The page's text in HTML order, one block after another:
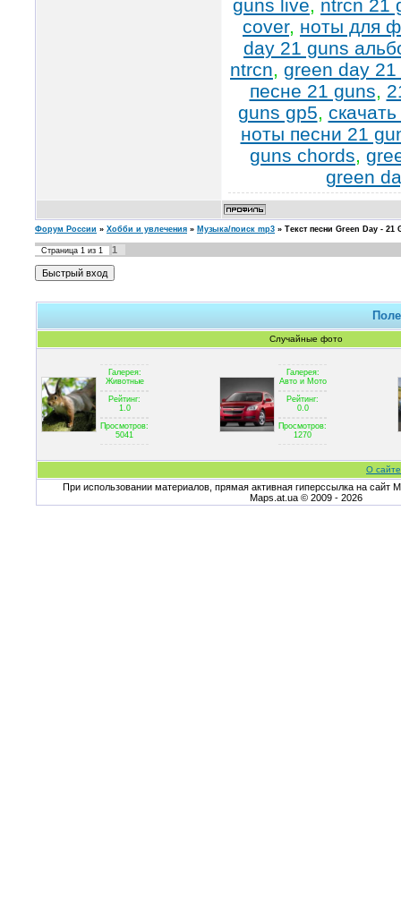
guns live, ntrcn 21
cover, ноты для
day 21 guns
ntrcn, green day
песне 21 guns,
guns gp5,
ноты песни 21
guns chords,
green
Форум России » Хобби и увлечения » Музыка/поиск mp3 » Текст песни Green Day - 21
Страница 1 из 1 1
Случайные фото
Галерея:
Животные
Рейтинг:
1.0
Просмотров:
5041
Галерея:
Авто и Мото
Рейтинг:
0.0
Просмотров:
1270
О
При использовании материалов, прямая активная гиперссылка на сайт
Maps.at.ua © 2009 - 2026